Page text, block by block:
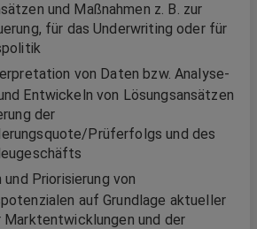
und Maßnahmen z. B. zur
für das Underwriting oder für
von Daten bzw. Analyse-
Entwickeln von Lösungsansätzen
der
Prüferfolgs und des
Priorisierung von
auf Grundlage aktueller
und der